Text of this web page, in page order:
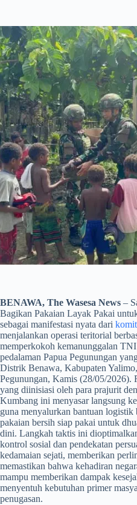
BENAWA, The Wasesa News –
Bagikan Pakaian Layak Pakai
sebagai manifestasi nyata dari
menjalankan operasi teritorial
memperkokoh kemanunggalan
pedalaman Papua Pegunungan
Distrik Benawa, Kabupaten
Pegunungan, Kamis (28/05/2026).
yang diinisiasi oleh para prajurit
Kumbang ini menyasar langsung
guna menyalurkan bantuan logistik
pakaian bersih siap pakai untuk
dini. Langkah taktis ini
kontrol sosial dan pendekatan
kedamaian sejati, memberikan
memastikan bahwa kehadiran
mampu memberikan dampak
menyentuh kebutuhan primer
penugasan.